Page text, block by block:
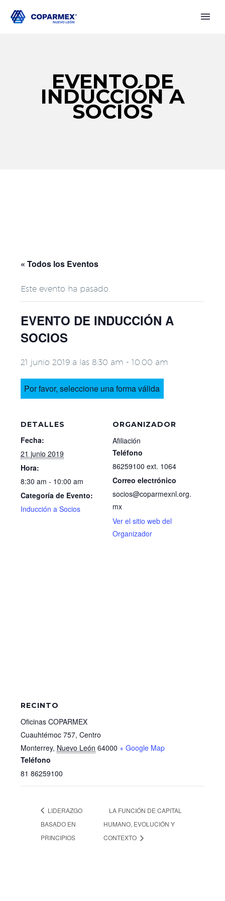
EVENTO DE
INDUCCIÓN A
SOCIOS
« Todos los Eventos
Este evento ha pasado.
EVENTO DE INDUCCIÓN A
SOCIOS
21 junio 2019 a las 8:30 am - 10:00 am
Por favor, seleccione una forma válida
DETALLES
Fecha:
21 junio 2019
Hora:
8:30 am - 10:00 am
Categoría de Evento:
Inducción a Socios
ORGANIZADOR
Afiliación
Teléfono
86259100 ext. 1064
Correo electrónico
socios@coparmexnl.org.
mx
Ver el sitio web del
Organizador
RECINTO
Oficinas COPARMEX
Cuauhtémoc 757, Centro
Monterrey, Nuevo León 64000 + Google Map
Teléfono
81 86259100
LIDERAZGO
BASADO EN
PRINCIPIOS
LA FUNCIÓN DE CAPITAL
HUMANO, EVOLUCIÓN Y
CONTEXTO